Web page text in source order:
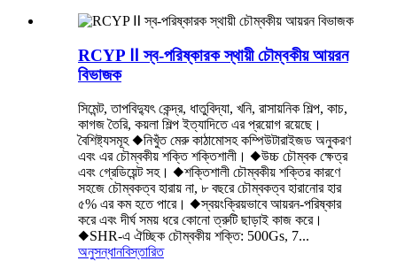
RCYP Ⅱ স্ব-পরিষ্কারক স্থায়ী চৌম্বকীয় আয়রন
বিভাজক
সিমেন্ট, তাপবিদ্যুৎ কেন্দ্র, ধাতুবিদ্যা, খনি, রাসায়নিক শিল্প, কাচ,
কাগজ তৈরি, কয়লা শিল্প ইত্যাদিতে এর প্রয়োগ রয়েছে।
বৈশিষ্ট্যসমূহ ◆নিখুঁত মেরু কাঠামোসহ কম্পিউটারাইজড অনুকরণ
এবং এর চৌম্বকীয় শক্তি শক্তিশালী। ◆উচ্চ চৌম্বক ক্ষেত্র
এবং গ্রেডিয়েন্ট সহ। ◆শক্তিশালী চৌম্বকীয় শক্তির কারণে
সহজে চৌম্বকত্ব হারায় না, ৮ বছরে চৌম্বকত্ব হারানোর হার
৫% এর কম হতে পারে। ◆স্বয়ংক্রিয়ভাবে আয়রন-পরিষ্কার
করে এবং দীর্ঘ সময় ধরে কোনো ত্রুটি ছাড়াই কাজ করে।
◆SHR-এ ঐচ্ছিক চৌম্বকীয় শক্তি: 500Gs, 7...
অনুসন্ধানবিস্তারিত